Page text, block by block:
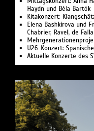
Haydn und Béla Bartók
Kitakonzert:
Elena Bashkirova und
Chabrier, Ravel, de
U26-Konzert:
Aktuelle Konzerte des